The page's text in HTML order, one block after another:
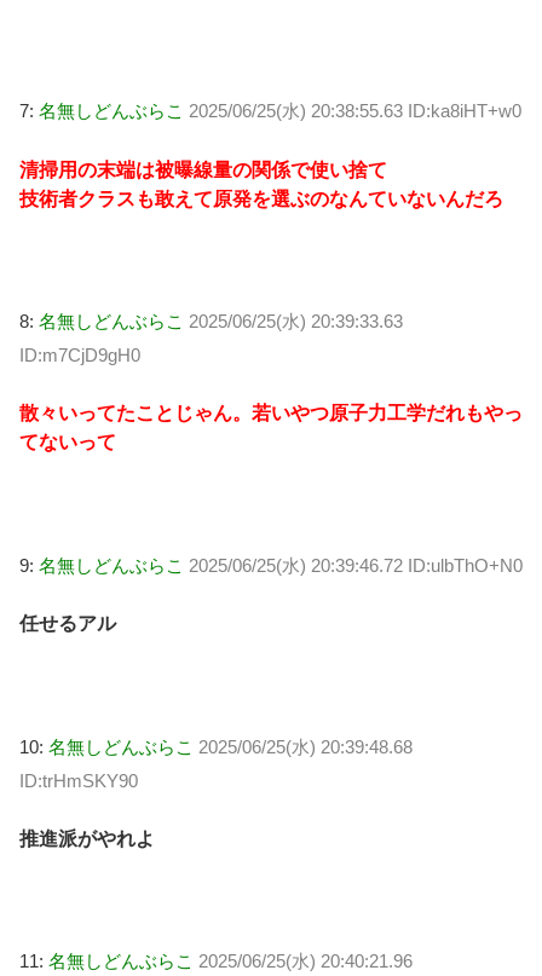
7: 名無しどんぶらこ 2025/06/25(水) 20:38:55.63 ID:ka8iHT+w0
清掃用の末端は被曝線量の関係で使い捨て
技術者クラスも敢えて原発を選ぶのなんていないんだろ
8: 名無しどんぶらこ 2025/06/25(水) 20:39:33.63
ID:m7CjD9gH0
散々いってたことじゃん。若いやつ原子力工学だれもやっ
てないって
9: 名無しどんぶらこ 2025/06/25(水) 20:39:46.72 ID:ulbThO+N0
任せるアル
10: 名無しどんぶらこ 2025/06/25(水) 20:39:48.68
ID:trHmSKY90
推進派がやれよ
11: 名無しどんぶらこ 2025/06/25(水) 20:40:21.96